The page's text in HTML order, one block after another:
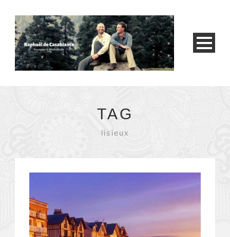
TAG
lisieux